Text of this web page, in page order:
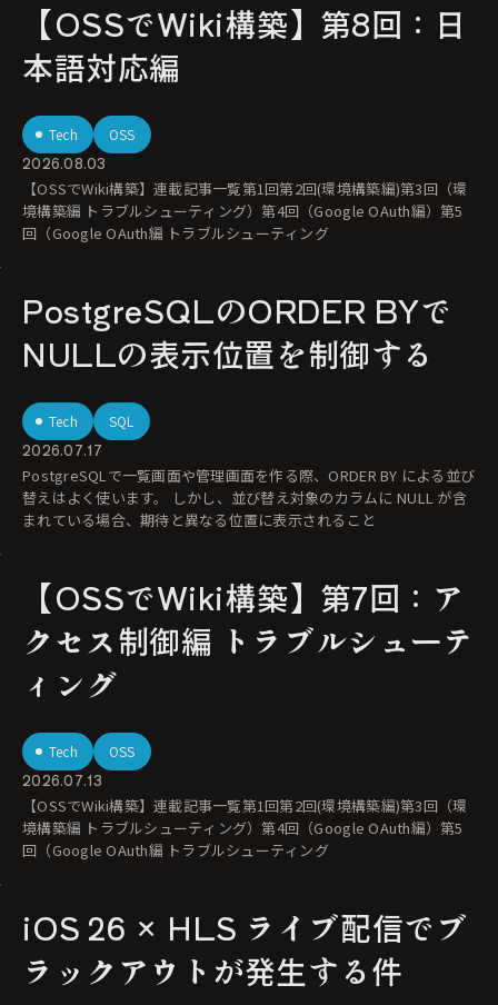
【OSSでWiki構築】第8回：日
本語対応編
Tech OSS
2026.08.03
【OSSでWiki構築】連載記事一覧第1回第2回(環境構築編)第3回（環
境構築編 トラブルシューティング）第4回（Google OAuth編）第5
回（Google OAuth編 トラブルシューティング
PostgreSQLのORDER BYで
NULLの表示位置を制御する
Tech SQL
2026.07.17
PostgreSQLで一覧画面や管理画面を作る際、ORDER BY による並び
替えはよく使います。 しかし、並び替え対象のカラムに NULL が含
まれている場合、期待と異なる位置に表示されること
【OSSでWiki構築】第7回：ア
クセス制御編 トラブルシューテ
ィング
Tech OSS
2026.07.13
【OSSでWiki構築】連載記事一覧第1回第2回(環境構築編)第3回（環
境構築編 トラブルシューティング）第4回（Google OAuth編）第5
回（Google OAuth編 トラブルシューティング
iOS 26 × HLS ライブ配信でブ
ラックアウトが発生する件